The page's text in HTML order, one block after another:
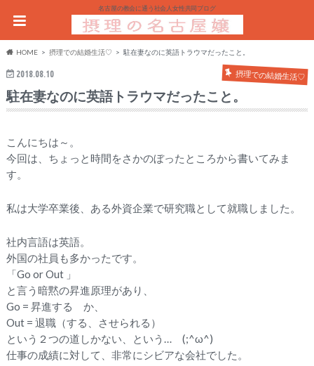
名古屋の教会に通う社会人女性共同ブログ
HOME 摂理での結婚生活♡ 駐在妻なのに英語トラウマだったこと。
2018.08.10 摂理での結婚生活♡
駐在妻なのに英語トラウマだったこと。
こんにちは～。
今回は、ちょっと時間をさかのぼったところから書いてみま
す。
私は大学卒業後、ある外資企業で研究職として就職しました。
社内言語は英語。
外国の社員も多かったです。
「Go or Out 」
と言う暗黙の昇進原理があり、
Go = 昇進する か、
Out = 退職（する、させられる）
という２つの道しかない、という… (;^ω^)
仕事の成績に対して、非常にシビアな会社でした。